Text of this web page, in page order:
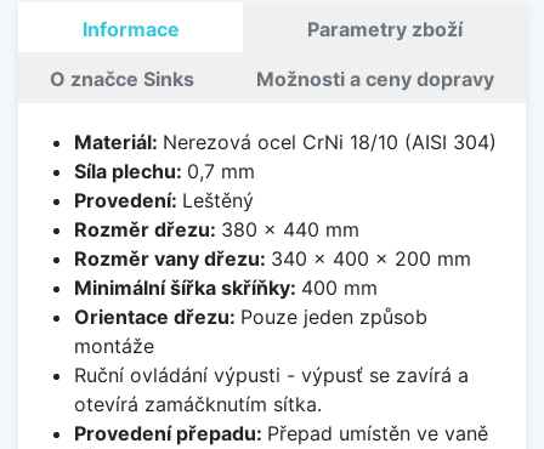
Informace Parametry zboží
O značce Sinks Možnosti a ceny dopravy
Materiál: Nerezová ocel CrNi 18/10 (AISI 304)
Síla plechu: 0,7 mm
Provedení: Leštěný
Rozměr dřezu: 380 x 440 mm
Rozměr vany dřezu: 340 x 400 x 200 mm
Minimální šířka skříňky: 400 mm
Orientace dřezu: Pouze jeden způsob
montáže
Ruční ovládání výpusti - výpusť se zavírá a
otevírá zamáčknutím sítka.
Provedení přepadu: Přepad umístěn ve vaně